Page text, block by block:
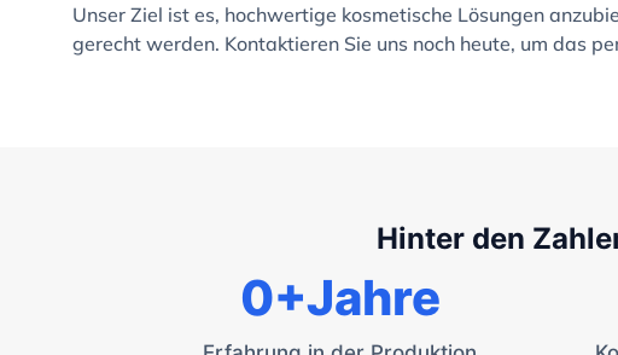
Unser Ziel ist es, hochwertige kosmetische Lösungen
gerecht werden. Kontaktieren Sie uns noch heute, um das
Hinter den
0+Jahre